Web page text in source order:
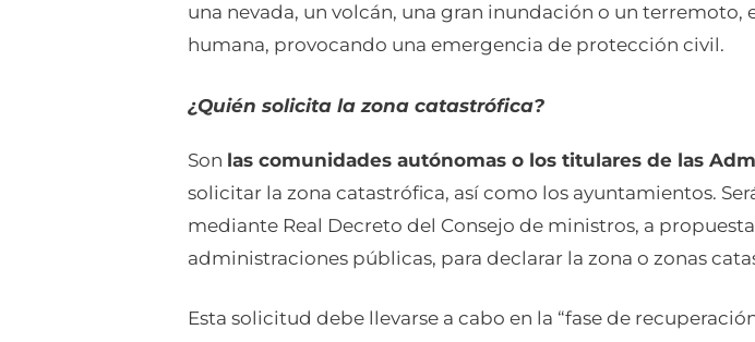
una nevada, un volcán, una gran inundación o un
humana, provocando una emergencia de protección civil.
¿Quién solicita la zona catastrófica?
Son las comunidades autónomas o los titulares de las
solicitar la zona catastrófica, así como los ayuntamientos.
mediante Real Decreto del Consejo de ministros, a
administraciones públicas, para declarar la zona o zonas
Esta solicitud debe llevarse a cabo en la “fase de